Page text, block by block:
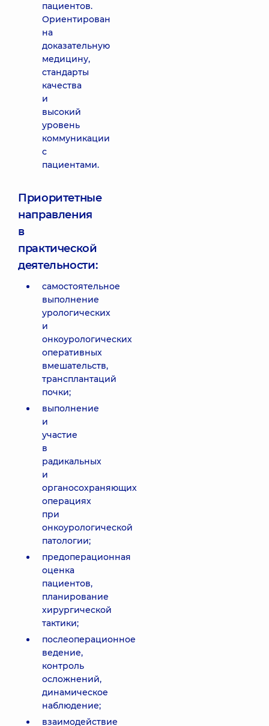
пациентов.
Ориентирован
на
доказательную
медицину,
стандарты
качества
и
высокий
уровень
коммуникации
с
пациентами.
Приоритетные
направления
в
практической
деятельности:
самостоятельное
выполнение
урологических
и
онкоурологических
оперативных
вмешательств,
трансплантаций
почки;
выполнение
и
участие
в
радикальных
и
органосохраняющих
операциях
при
онкоурологической
патологии;
предоперационная
оценка
пациентов,
планирование
хирургической
тактики;
послеоперационное
ведение,
контроль
осложнений,
динамическое
наблюдение;
взаимодействие